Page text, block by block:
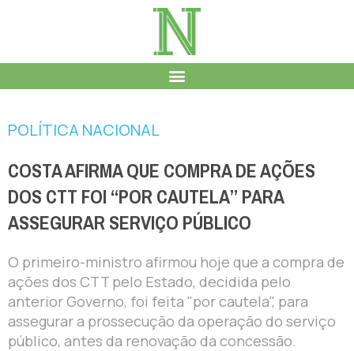
POLÍTICA NACIONAL
COSTA AFIRMA QUE COMPRA DE AÇÕES
DOS CTT FOI “POR CAUTELA” PARA
ASSEGURAR SERVIÇO PÚBLICO
O primeiro-ministro afirmou hoje que a compra de
ações dos CTT pelo Estado, decidida pelo
anterior Governo, foi feita "por cautela", para
assegurar a prossecução da operação do serviço
público, antes da renovação da concessão.